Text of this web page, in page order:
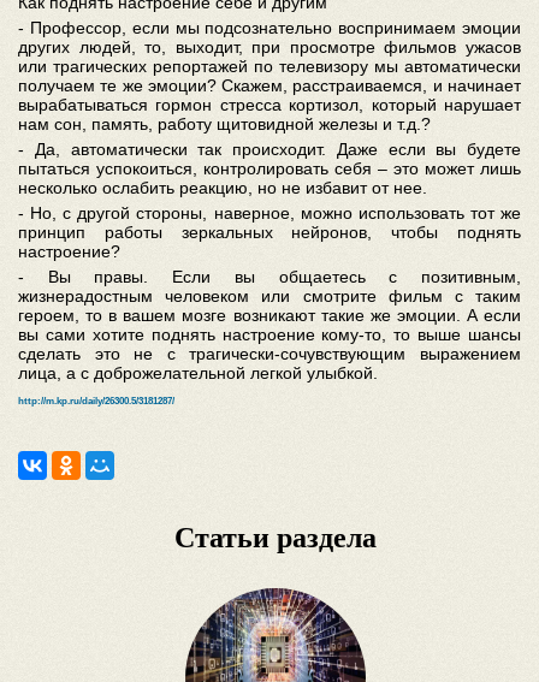
- Профессор, если мы подсознательно воспринимаем эмоции
других людей, то, выходит, при просмотре фильмов ужасов
или трагических репортажей по телевизору мы автоматически
получаем те же эмоции? Скажем, расстраиваемся, и начинает
вырабатываться гормон стресса кортизол, который нарушает
нам сон, память, работу щитовидной железы и т.д.?
- Да, автоматически так происходит. Даже если вы будете
пытаться успокоиться, контролировать себя – это может лишь
несколько ослабить реакцию, но не избавит от нее.
- Но, с другой стороны, наверное, можно использовать тот же
принцип работы зеркальных нейронов, чтобы поднять
настроение?
- Вы правы. Если вы общаетесь с позитивным,
жизнерадостным человеком или смотрите фильм с таким
героем, то в вашем мозге возникают такие же эмоции. А если
вы сами хотите поднять настроение кому-то, то выше шансы
сделать это не с трагически-сочувствующим выражением
лица, а с доброжелательной легкой улыбкой.
http://m.kp.ru/daily/26300.5/3181287/
Статьи раздела